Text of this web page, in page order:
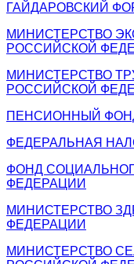
ГАЙДАРОВСКИЙ
МИНИСТЕРСТВО
РОССИЙСКОЙ
МИНИСТЕРСТВО
РОССИЙСКОЙ
ПЕНСИОННЫЙ
ФЕДЕРАЛЬНАЯ
ФОНД
ФЕДЕРАЦИИ
МИНИСТЕРСТВО
ФЕДЕРАЦИИ
МИНИСТЕРСТВО